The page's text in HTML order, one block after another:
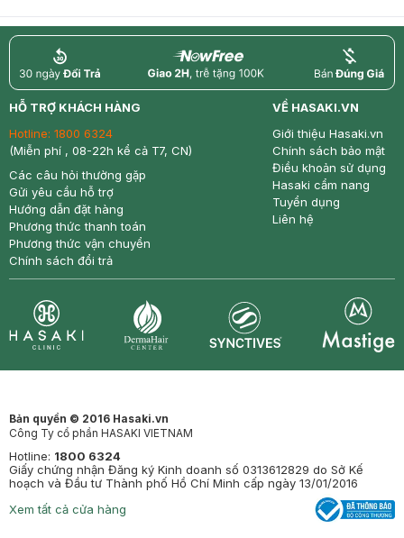
return nowfree price
HỖ TRỢ KHÁCH HÀNG
Hotline: 1800 6324
(Miễn phí , 08-22h kể cả T7, CN)
Các câu hỏi thường gặp
Gửi yêu cầu hỗ trợ
Hướng dẫn đặt hàng
Phương thức thanh toán
Phương thức vận chuyển
Chính sách đổi trả
VỀ HASAKI.VN
Giới thiệu Hasaki.vn
Chính sách bảo mật
Điều khoản sử dụng
Hasaki cẩm nang
Tuyển dụng
Liên hệ
Bản quyền © 2016 Hasaki.vn
Công Ty cổ phần HASAKI VIETNAM
Hotline: 1800 6324
Giấy chứng nhận Đăng ký Kinh doanh số 0313612829 do Sở Kế
hoạch và Đầu tư Thành phố Hồ Chí Minh cấp ngày 13/01/2016
Xem tất cả cửa hàng